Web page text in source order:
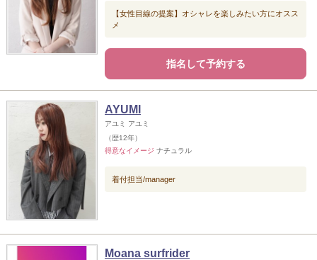
【女性目線の提案】オシャレを楽しみたい方にオスス
メ
指名して予約する
AYUMI
アユミ アユミ
（歴12年）
得意なイメージ ナチュラル
着付担当/manager
Moana surfrider